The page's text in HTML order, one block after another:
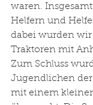
waren.
Helfern und
dabei wurden wir
Traktoren mit
Zum Schluss
Jugendlichen
mit einem